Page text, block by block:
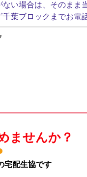
い場合は、そのまま
葉ブロックまでお電
ませんか？
宅配生協です